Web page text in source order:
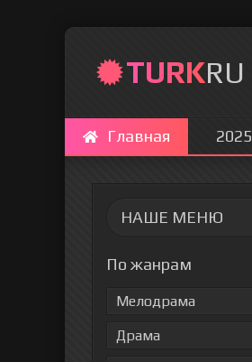
TURKRU
Главная 2025
НАШЕ МЕНЮ
По жанрам
Мелодрама
Драма